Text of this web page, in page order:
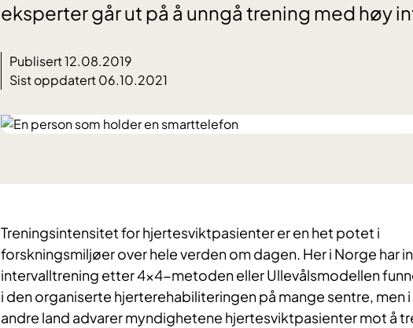
eksperter går ut på å unngå trening med høy
Publisert 12.08.2019
Sist oppdatert 06.10.2021
Treningsintensitet for hjertesviktpasienter er en het potet i
forskningsmiljøer over hele verden om dagen. Her i Norge har
intervalltrening etter 4x4-metoden eller Ullevålsmodellen
i den organiserte hjerterehabiliteringen på mange sentre, men
andre land advarer myndighetene hjertesviktpasienter mot å